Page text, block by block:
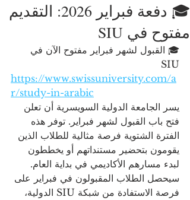
🎓 دفعة فبراير 2026: التقديم
مفتوح في SIU
🎓 القبول لشهر فبراير مفتوح الآن في
SIU
https://www.swissuniversity.com/a
r/study-in-arabic
يسر الجامعة الدولية السويسرية أن تعلن
فتح باب القبول لشهر فبراير. توفر هذه
الفترة الشتوية فرصة مثالية للطلاب الذين
يقومون بتحضير مستنداتهم أو يخططون
لبدء مسارهم الأكاديمي في بداية العام.
سيحصل الطلاب المقبولون في فبراير على
فرصة الاستفادة من شبكة SIU الدولية،